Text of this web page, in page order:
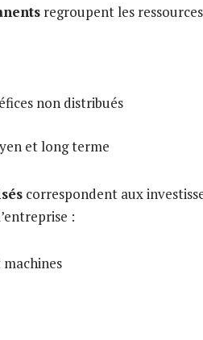
regroupent les
non distribués
et long terme
correspondent aux
: